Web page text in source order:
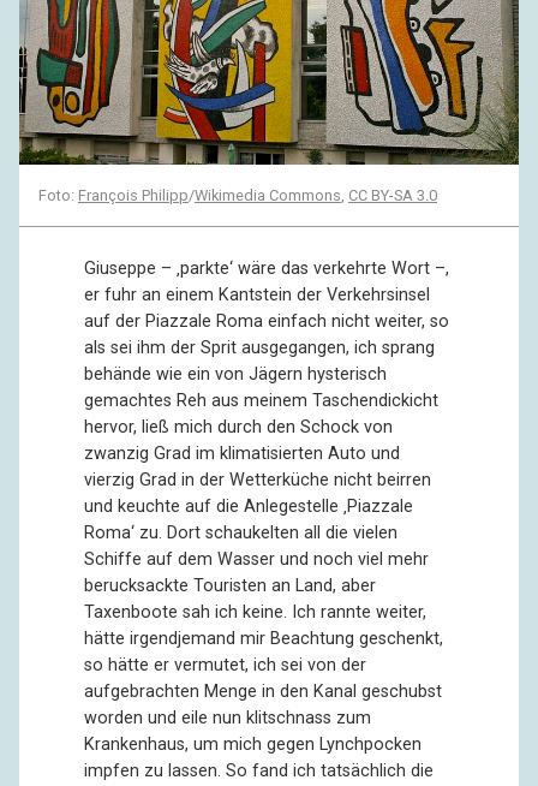
Foto: François Philipp/Wikimedia Commons, CC BY-SA 3.0
Giuseppe – ‚parkte‘ wäre das verkehrte Wort –,
er fuhr an einem Kantstein der Verkehrsinsel
auf der Piazzale Roma einfach nicht weiter, so
als sei ihm der Sprit ausgegangen, ich sprang
behände wie ein von Jägern hysterisch
gemachtes Reh aus meinem Taschendickicht
hervor, ließ mich durch den Schock von
zwanzig Grad im klimatisierten Auto und
vierzig Grad in der Wetterküche nicht beirren
und keuchte auf die Anlegestelle ‚Piazzale
Roma‘ zu. Dort schaukelten all die vielen
Schiffe auf dem Wasser und noch viel mehr
berucksackte Touristen an Land, aber
Taxenboote sah ich keine. Ich rannte weiter,
hätte irgendjemand mir Beachtung geschenkt,
so hätte er vermutet, ich sei von der
aufgebrachten Menge in den Kanal geschubst
worden und eile nun klitschnass zum
Krankenhaus, um mich gegen Lynchpocken
impfen zu lassen. So fand ich tatsächlich die